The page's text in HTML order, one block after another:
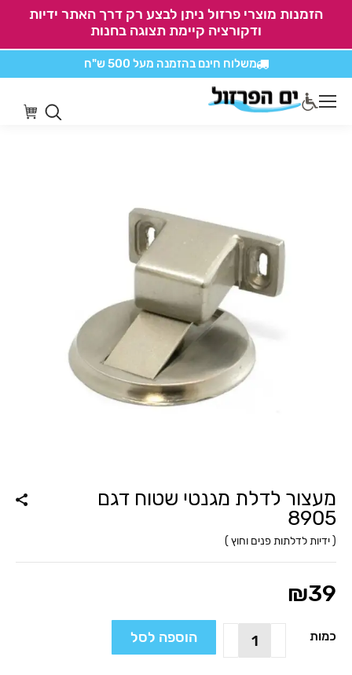
הזמנות מוצרי פרזול ניתן לבצע רק דרך האתר ידיות
ודקורציה קיימת תצוגה בחנות
משלוח חינם בהזמנה מעל 500 ש"ח
מעצור לדלת מגנטי שטוח דגם
8905
( ידיות לדלתות פנים וחוץ )
₪39
כמות הוספה לסל